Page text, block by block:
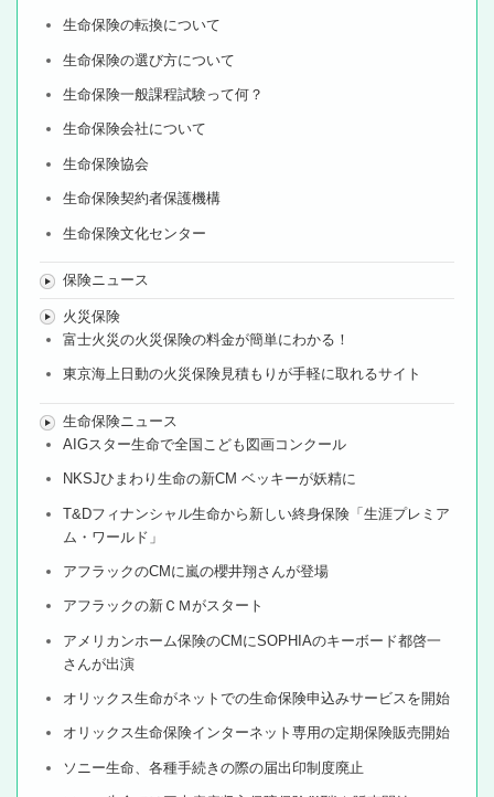
生命保険の転換について
生命保険の選び方について
生命保険一般課程試験って何？
生命保険会社について
生命保険協会
生命保険契約者保護機構
生命保険文化センター
保険ニュース
火災保険
富士火災の火災保険の料金が簡単にわかる！
東京海上日動の火災保険見積もりが手軽に取れるサイト
生命保険ニュース
AIGスター生命で全国こども図画コンクール
NKSJひまわり生命の新CM ベッキーが妖精に
T&Dフィナンシャル生命から新しい終身保険「生涯プレミア
ム・ワールド」
アフラックのCMに嵐の櫻井翔さんが登場
アフラックの新ＣＭがスタート
アメリカンホーム保険のCMにSOPHIAのキーボード都啓一
さんが出演
オリックス生命がネットでの生命保険申込みサービスを開始
オリックス生命保険インターネット専用の定期保険販売開始
ソニー生命、各種手続きの際の届出印制度廃止